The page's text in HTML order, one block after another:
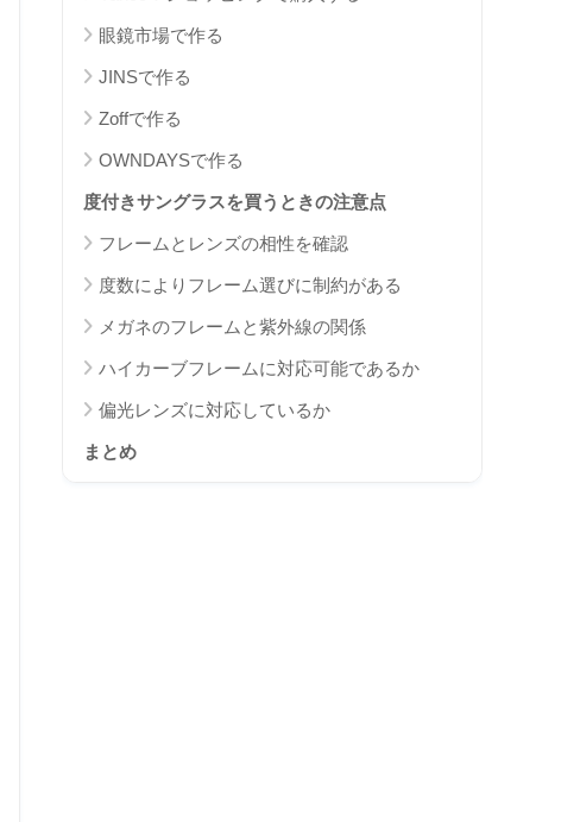
眼鏡市場で作る
JINSで作る
Zoffで作る
OWNDAYSで作る
度付きサングラスを買うときの注意点
フレームとレンズの相性を確認
度数によりフレーム選びに制約がある
メガネのフレームと紫外線の関係
ハイカーブフレームに対応可能であるか
偏光レンズに対応しているか
まとめ